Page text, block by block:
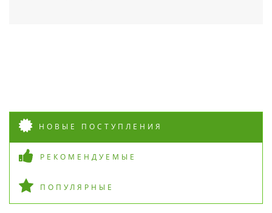
НОВЫЕ ПОСТУПЛЕНИЯ
РЕКОМЕНДУЕМЫЕ
ПОПУЛЯРНЫЕ